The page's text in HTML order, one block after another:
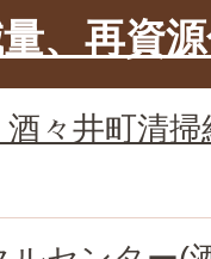
、再資
酒々井町清